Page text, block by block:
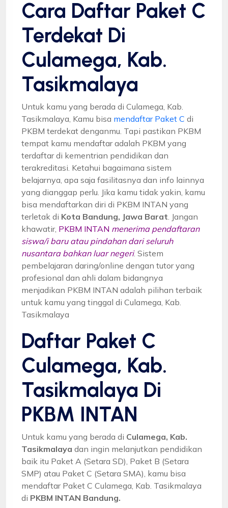
Cara Daftar Paket C
Terdekat Di
Culamega, Kab.
Tasikmalaya
Untuk kamu yang berada di Culamega, Kab.
Tasikmalaya, Kamu bisa mendaftar Paket C di
PKBM terdekat denganmu. Tapi pastikan PKBM
tempat kamu mendaftar adalah PKBM yang
terdaftar di kementrian pendidikan dan
terakreditasi. Ketahui bagaimana sistem
belajarnya, apa saja fasilitasnya dan info lainnya
yang dianggap perlu. Jika kamu tidak yakin, kamu
bisa mendaftarkan diri di PKBM INTAN yang
terletak di Kota Bandung, Jawa Barat . Jangan
khawatir, PKBM INTAN menerima pendaftaran
siswa/i baru atau pindahan dari seluruh
nusantara bahkan luar negeri. Sistem
pembelajaran daring/online dengan tutor yang
profesional dan ahli dalam bidangnya
menjadikan PKBM INTAN adalah pilihan terbaik
untuk kamu yang tinggal di Culamega, Kab.
Tasikmalaya
Daftar Paket C
Culamega, Kab.
Tasikmalaya Di
PKBM INTAN
Untuk kamu yang berada di Culamega, Kab.
Tasikmalaya dan ingin melanjutkan pendidikan
baik itu Paket A (Setara SD), Paket B (Setara
SMP) atau Paket C (Setara SMA), kamu bisa
mendaftar Paket C Culamega, Kab. Tasikmalaya
di PKBM INTAN Bandung.